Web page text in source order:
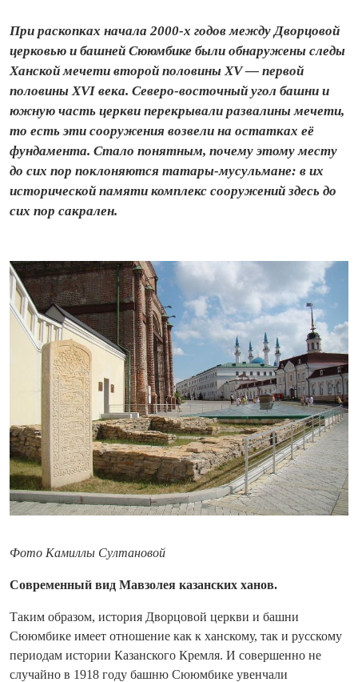
При раскопках начала 2000-х годов между Дворцовой
церковью и башней Сююмбике были обнаружены следы
Ханской мечети второй половины XV — первой
половины XVI века. Северо-восточный угол башни и
южную часть церкви перекрывали развалины мечети,
то есть эти сооружения возвели на остатках её
фундамента. Стало понятным, почему этому месту
до сих пор поклоняются татары‑мусульмане: в их
исторической памяти комплекс сооружений здесь до
сих пор сакрален.
Фото Камиллы Султановой
Современный вид Мавзолея казанских ханов.
Таким образом, история Дворцовой церкви и башни
Сююмбике имеет отношение как к ханскому, так и русскому
периодам истории Казанского Кремля. И совершенно не
случайно в 1918 году башню Сююмбике увенчали